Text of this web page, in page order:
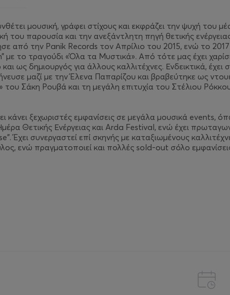
μουσική, γράφει στίχους και εκφράζει την ψυχή του
του παρουσία και την ανεξάντλητη πηγή θετικής
από την Panik Records τον Απρίλιο του 2015, ενώ το 2017
με το τραγούδι «Όλα τα Μυστικά». Από τότε μας έχει
ως δημιουργός για άλλους καλλιτέχνες. Ενδεικτικά, έχει
μαζί με την Έλενα Παπαρίζου και βραβεύτηκε ως
του Σάκη Ρουβά και τη μεγάλη επιτυχία του Στέλιου
κάνει ξεχωριστές εμφανίσεις σε μεγάλα μουσικά events,
Θετικής Ενέργειας και Arda Festival, ενώ έχει
Έχει συνεργαστεί επί σκηνής με καταξιωμένους
ενώ πραγματοποιεί και πολλές sold-out σόλο